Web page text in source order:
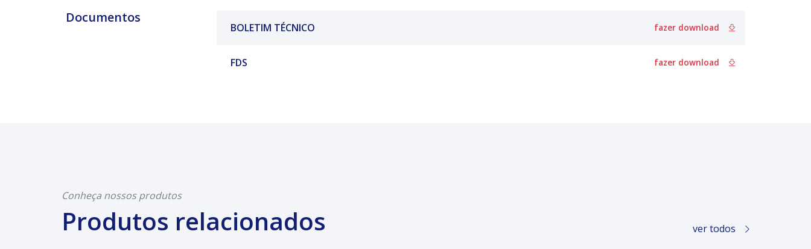
Documentos
BOLETIM TÉCNICO fazer download
FDS fazer download
Conheça nossos produtos
Produtos relacionados ver todos